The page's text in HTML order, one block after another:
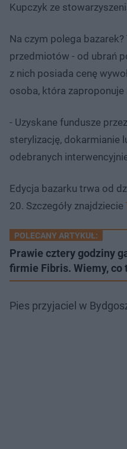
Kupczyk ze
Na czym polega
przedmiotów - od ubrań
z nich posiada cenę
osoba, która
- Uzyskane fundusze
sterylizację, dokarmianie
odebranych
Edycja bazarku trwa od
20. Szczegóły znajdziecie
POLECANY ARTYKUŁ:
Prawie cztery godziny
firmie Fibris. Wiemy, co
Pies przyjaciel w